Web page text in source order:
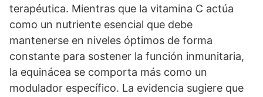
terapéutica. Mientras que la vitamina C actúa
como un nutriente esencial que debe
mantenerse en niveles óptimos de forma
constante para sostener la función inmunitaria,
la equinácea se comporta más como un
modulador específico. La evidencia sugiere que